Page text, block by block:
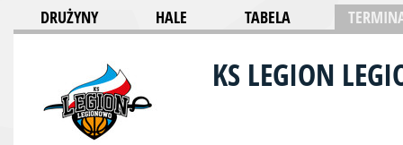
DRUŻYNY HALE TABELA
KS LEGION